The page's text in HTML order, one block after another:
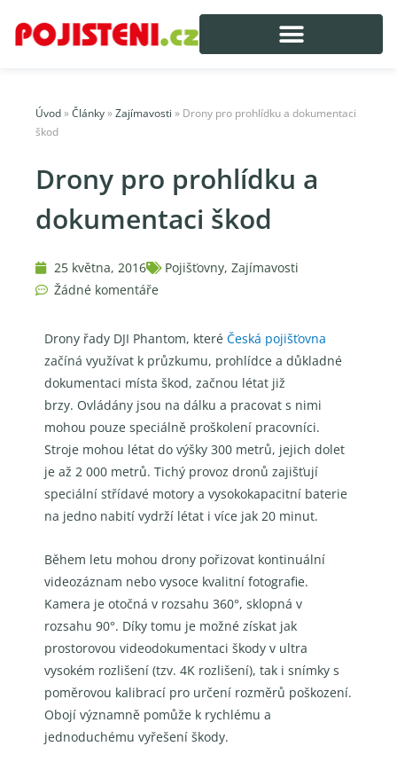
Úvod » Články » Zajímavosti » Drony pro prohlídku a dokumentaci
škod
Drony pro prohlídku a
dokumentaci škod
25 května, 2016 Pojišťovny, Zajímavosti
Žádné komentáře
Drony řady DJI Phantom, které Česká pojišťovna
začíná využívat k průzkumu, prohlídce a důkladné
dokumentaci místa škod, začnou létat již
brzy. Ovládány jsou na dálku a pracovat s nimi
mohou pouze speciálně proškolení pracovníci.
Stroje mohou létat do výšky 300 metrů, jejich dolet
je až 2 000 metrů. Tichý provoz dronů zajišťují
speciální střídavé motory a vysokokapacitní baterie
na jedno nabití vydrží létat i více jak 20 minut.
Během letu mohou drony pořizovat kontinuální
videozáznam nebo vysoce kvalitní fotografie.
Kamera je otočná v rozsahu 360°, sklopná v
rozsahu 90°. Díky tomu je možné získat jak
prostorovou videodokumentaci škody v ultra
vysokém rozlišení (tzv. 4K rozlišení), tak i snímky s
poměrovou kalibrací pro určení rozměrů poškození.
Obojí významně pomůže k rychlému a
jednoduchému vyřešení škody.